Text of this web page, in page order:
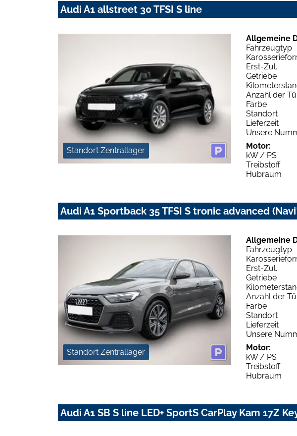
Audi A1 allstreet 30 TFSI S line
Standort Zentrallager
Allgemeine
Fahrzeugtyp
Erst-Zul.
Getriebe
Anzahl der
Farbe
Standort
Lieferzeit
Unsere
Motor:
kW / PS
Treibstoff
Hubraum
Audi A1 Sportback 35 TFSI S tronic advanced
Standort Zentrallager
Allgemeine
Fahrzeugtyp
Erst-Zul.
Getriebe
Anzahl der
Farbe
Standort
Lieferzeit
Unsere
Motor:
kW / PS
Treibstoff
Hubraum
Audi A1 SB S line LED+ SportS CarPlay Kam 17Z